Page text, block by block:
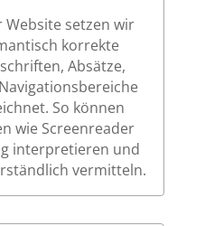
Website setzen wir
korrekte
Absätze,
So können
wie Screenreader
interpretieren und
vermitteln.